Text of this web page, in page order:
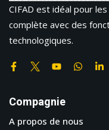
CIFAD est idéal pour
complète avec des
technologiques.
Compagnie
A propos de nous